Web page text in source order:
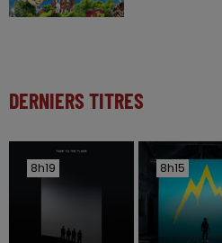
DERNIERS TITRES
8h19
8h19 8h15
8h15